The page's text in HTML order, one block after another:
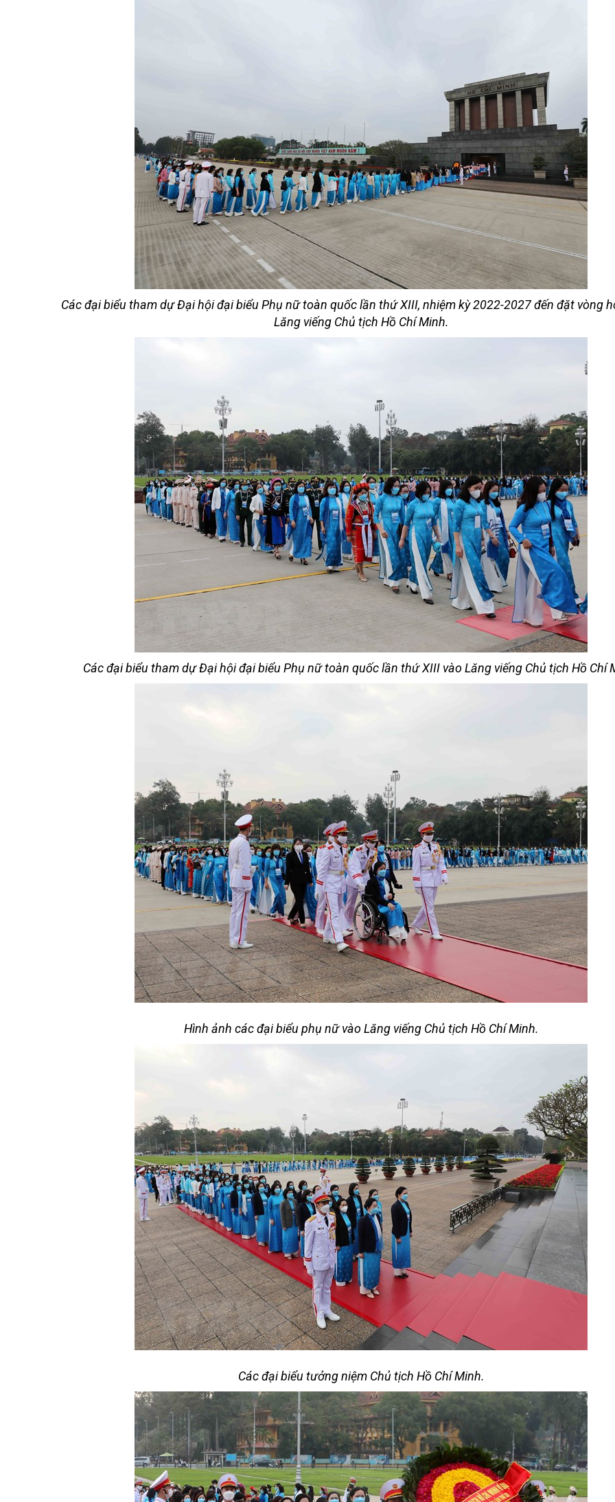
Các đại biểu tham dự Đại hội đại biểu Phụ nữ toàn quốc lần thứ XIII, nhiệm kỳ 2022-2027 đến đặt vòng
Lăng viếng Chủ tịch Hồ Chí Minh.
Các đại biểu tham dự Đại hội đại biểu Phụ nữ toàn quốc lần thứ XIII vào Lăng viếng Chủ tịch Hồ Chí
Hình ảnh các đại biểu phụ nữ vào Lăng viếng Chủ tịch Hồ Chí Minh.
Các đại biểu tưởng niệm Chủ tịch Hồ Chí Minh.